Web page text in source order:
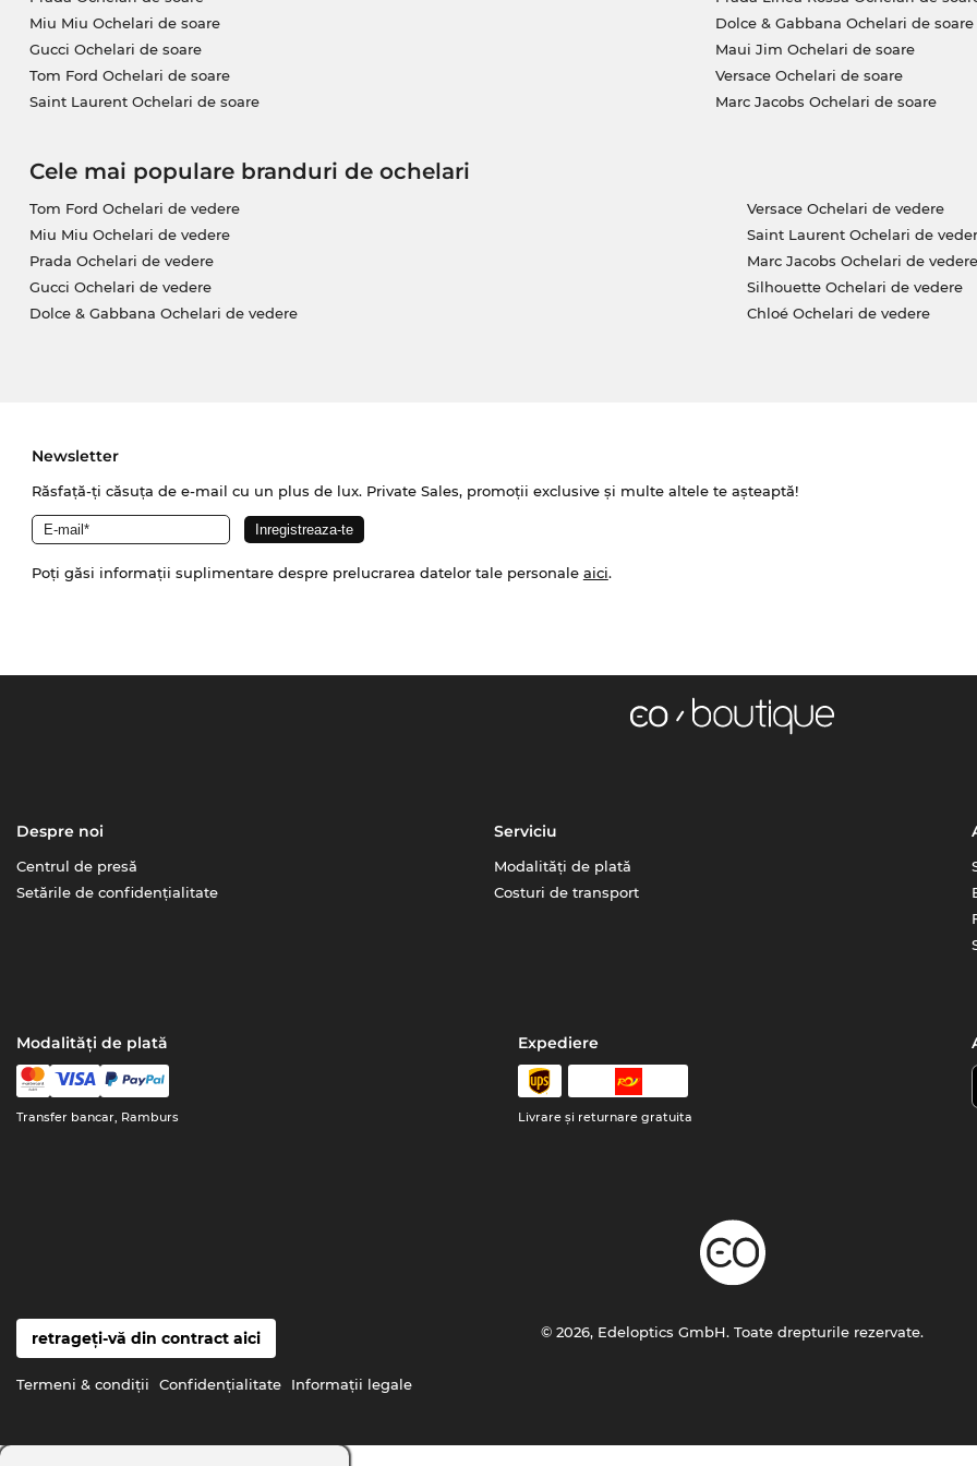
În cazul în care vrei să achiziţionezi ochelari cu lentiţe cu prescripţie medicală, Maistrul Optician
Digital te va ajuta să obţi ochelarii perfecţi, realizaţi conform dorinţelor tale personale. Alături de
caracteristicile clasice, ochelarii vor dispune şi de următoarele efecte speciale: efect anti-reflex
maxim, strat special de curăţare, efect antistatic sau efect „lotus” specific lentilelor din plastic
Aceşti ochelari sunt pe stoc. Dacă îi comanzi acum, garantăm să-i expediem numaidecât.
Cumpărând de pe Edel-Optics îţi asiguri cel mai bun preţ, pentru că standardul nostru prioritar
este întotdeauna „on Sale”!
Miu Miu Ochelari de soare
Gucci Ochelari de soare
Tom Ford Ochelari de soare
Saint Laurent Ochelari de soare
Dolce & Gabbana Ochelari de soare
Maui Jim Ochelari de soare
Versace Ochelari de soare
Marc Jacobs Ochelari de soare
Cele mai populare branduri de ochelari
Tom Ford Ochelari de vedere
Miu Miu Ochelari de vedere
Prada Ochelari de vedere
Gucci Ochelari de vedere
Dolce & Gabbana Ochelari de vedere
Versace Ochelari de vedere
Saint Laurent Ochelari de
Marc Jacobs Ochelari de vedere
Silhouette Ochelari de vedere
Chloé Ochelari de vedere
Newsletter
Răsfață-ți căsuța de e-mail cu un plus de lux. Private Sales, promoții exclusive și multe altele te așteaptă!
Poți găsi informații suplimentare despre prelucrarea datelor tale personale aici.
Despre noi
Centrul de presă
Setările de confidențialitate
Serviciu
Modalități de plată
Costuri de transport
Modalități de plată
Transfer bancar, Ramburs
Expediere
Livrare şi returnare gratuita
retrageți-vă din contract aici
Termeni & condiţii Confidenţialitate Informaţii legale
© 2026, Edeloptics GmbH. Toate drepturile rezervate.